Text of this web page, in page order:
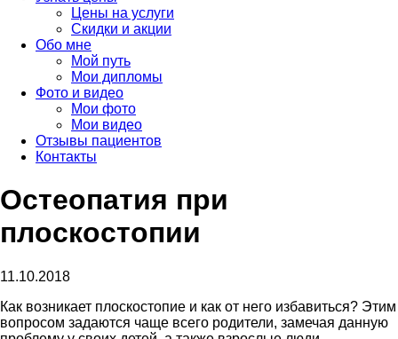
Цены на услуги
Скидки и акции
Обо мне
Мой путь
Мои дипломы
Фото и видео
Мои фото
Мои видео
Отзывы пациентов
Контакты
Остеопатия при
плоскостопии
11.10.2018
Как возникает плоскостопие и как от него избавиться? Этим
вопросом задаются чаще всего родители, замечая данную